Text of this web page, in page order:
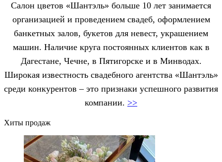
Салон цветов «Шантэль» больше 10 лет занимается
организацией и проведением свадеб, оформлением
банкетных залов, букетов для невест, украшением
машин. Наличие круга постоянных клиентов как в
Дагестане, Чечне, в Пятигорске и в Минводах.
Широкая известность свадебного агентства «Шантэль»
среди конкурентов – это признаки успешного развития
компании. >>
Хиты продаж